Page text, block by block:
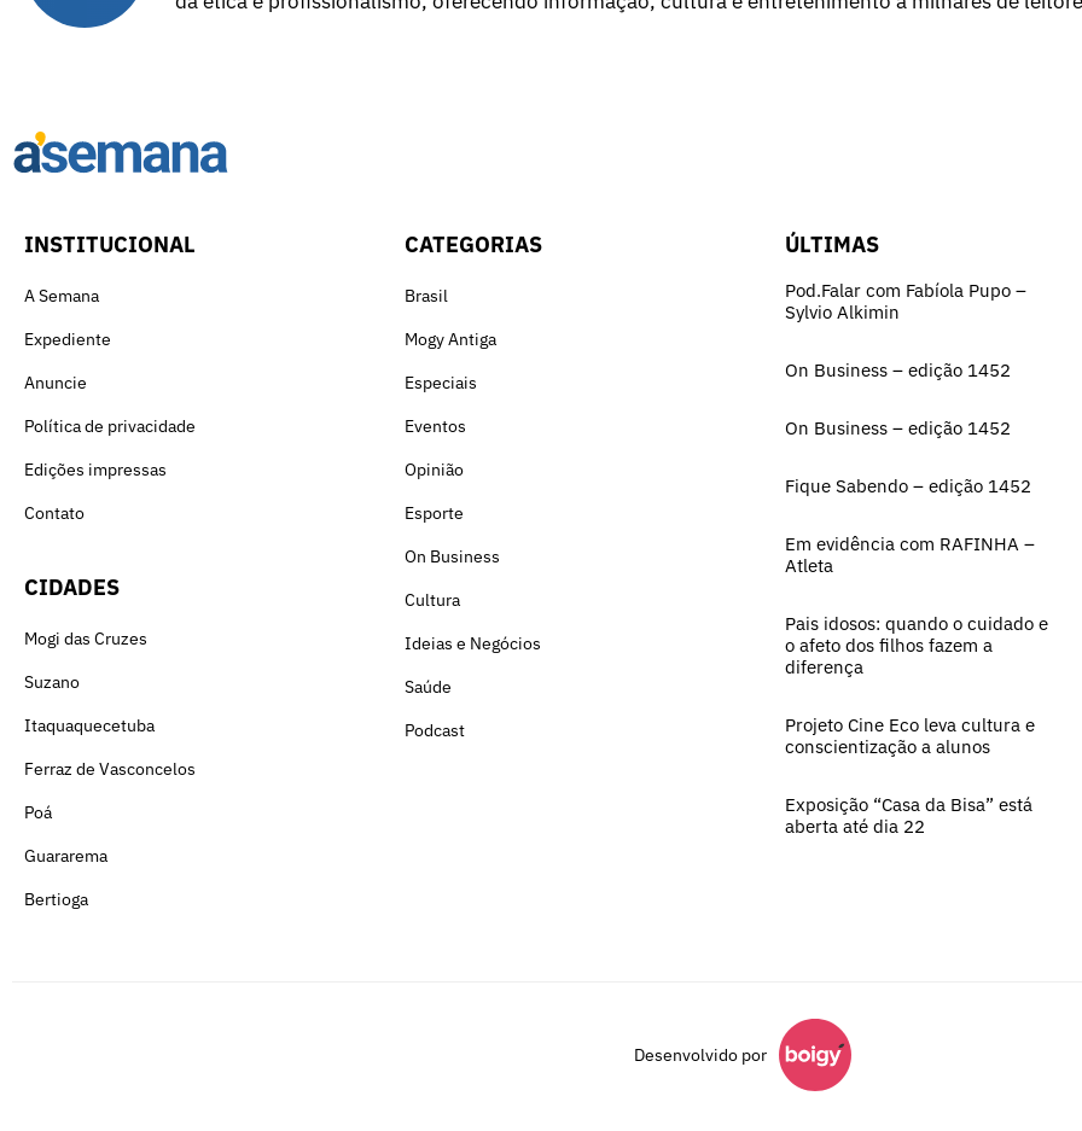
INSTITUCIONAL
A Semana
Expediente
Anuncie
Política de privacidade
Edições impressas
Contato
CIDADES
Mogi das Cruzes
Suzano
Itaquaquecetuba
Ferraz de Vasconcelos
Poá
Guararema
Bertioga
CATEGORIAS
Brasil
Mogy Antiga
Especiais
Eventos
Opinião
Esporte
On Business
Cultura
Ideias e Negócios
Saúde
Podcast
ÚLTIMAS
Pod.Falar com Fabíola Pupo –
Sylvio Alkimin
On Business – edição 1452
On Business – edição 1452
Fique Sabendo – edição 1452
Em evidência com RAFINHA –
Atleta
Pais idosos: quando o cuidado e
o afeto dos filhos fazem a
diferença
Projeto Cine Eco leva cultura e
conscientização a alunos
Exposição “Casa da Bisa” está
aberta até dia 22
Desenvolvido por